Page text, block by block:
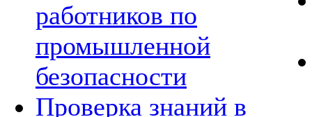
работников по
промышленной
безопасности
Проверка знаний в